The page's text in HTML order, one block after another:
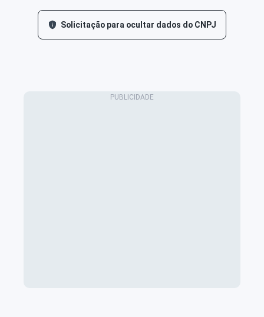
Solicitação para ocultar dados do CNPJ